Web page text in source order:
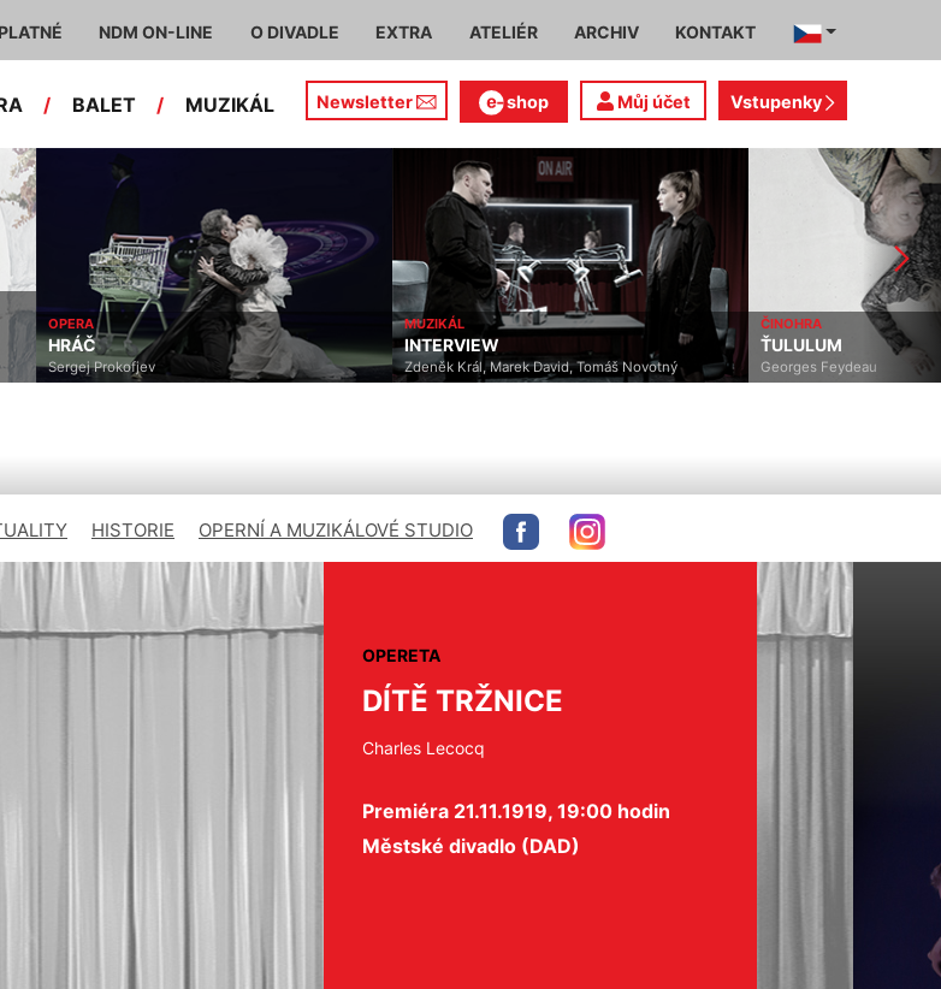
NDM ON-LINE O DIVADLE EXTRA ATELIÉR ARCHIV KONTAKT
/ BALET / MUZIKÁL Newsletter shop Můj účet Vstupenky
OPERA
HRÁČ
Sergej Prokofjev
MUZIKÁL
INTERVIEW
Zdeněk Král, Marek David, Tomáš Novotný
ČINOHRA
ŤULULUM
Georges Feydeau
HISTORIE OPERNÍ A MUZIKÁLOVÉ STUDIO
OPERETA
DÍTĚ TRŽNICE
Charles Lecocq
Premiéra 21.11.1919, 19:00 hodin
Městské divadlo (DAD)